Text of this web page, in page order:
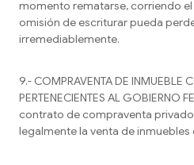
momento rematarse, corriendo
omisión de escriturar pueda
irremediablemente.
9.- COMPRAVENTA DE INMUEBLE
PERTENECIENTES AL GOBIERNO
contrato de compraventa
legalmente la venta de inmuebles